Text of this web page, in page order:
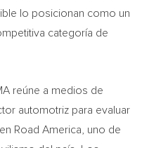
lo posicionan como un
categoría de
reúne a medios de
automotriz para evaluar
Road America, uno de